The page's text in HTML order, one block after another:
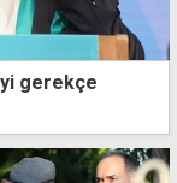
gerekçe